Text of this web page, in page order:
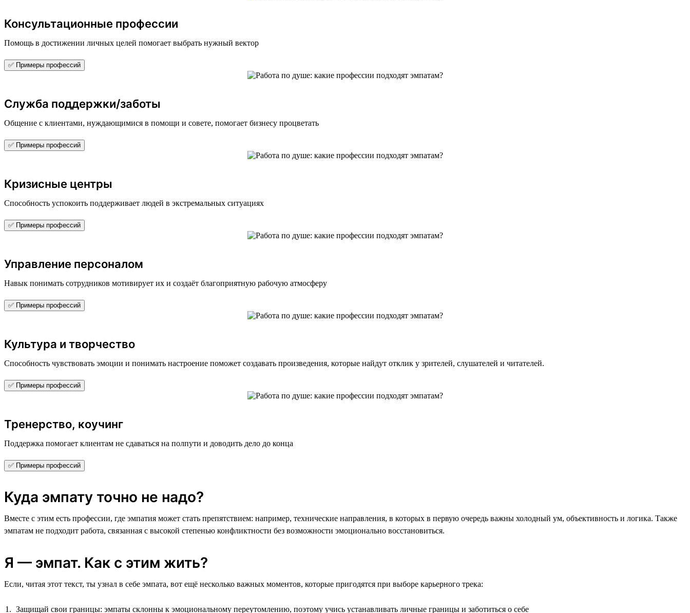
Консультационные профессии
Помощь в достижении личных целей помогает выбрать нужный вектор
✅ Примеры профессий
Служба поддержки/заботы
Общение с клиентами, нуждающимися в помощи и совете, помогает бизнесу процветать
✅ Примеры профессий
Кризисные центры
Способность успокоить поддерживает людей в экстремальных ситуациях
✅ Примеры профессий
Управление персоналом
Навык понимать сотрудников мотивирует их и создаёт благоприятную рабочую атмосферу
✅ Примеры профессий
Культура и творчество
Способность чувствовать эмоции и понимать настроение поможет создавать произведения, которые найдут отклик у зрителей, слушателей и читателей.
✅ Примеры профессий
Тренерство, коучинг
Поддержка помогает клиентам не сдаваться на полпути и доводить дело до конца
✅ Примеры профессий
Куда эмпату точно не надо?
Вместе с этим есть профессии, где эмпатия может стать препятствием: например, технические направления, в которых в первую очередь важны холодный ум, объективность и логика. Также
эмпатам не подходит работа, связанная с высокой степенью конфликтности без возможности эмоционально восстановиться.
Я — эмпат. Как с этим жить?
Если, читая этот текст, ты узнал в себе эмпата, вот ещё несколько важных моментов, которые пригодятся при выборе карьерного трека:
Защищай свои границы: эмпаты склонны к эмоциональному переутомлению, поэтому учись устанавливать личные границы и заботиться о себе